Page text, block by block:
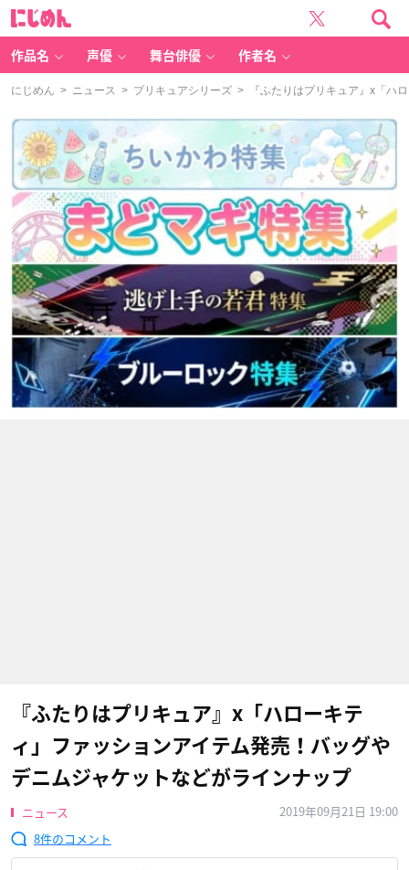
作品名 声優 舞台俳優 作者名
にじめん > ニュース > プリキュアシリーズ > 『ふたりはプリキュア』x「ハ
『ふたりはプリキュア』x「ハローキテ
ィ」ファッションアイテム発売！バッグや
デニムジャケットなどがラインナップ
ニュース
2019年09月21日 19:00
8